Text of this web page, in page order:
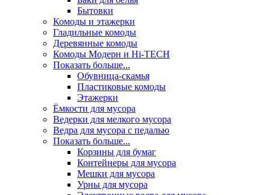
Бытовки
Комоды и этажерки
Гладильные комоды
Деревянные комоды
Комоды Модерн и Hi-TECH
Показать больше...
Обувница-скамья
Пластиковые комоды
Этажерки
Ёмкости для мусора
Ведерки для мелкого мусора
Ведра для мусора с педалью
Показать больше...
Корзины для бумаг
Контейнеры для мусора
Мешки для мусора
Урны для мусора